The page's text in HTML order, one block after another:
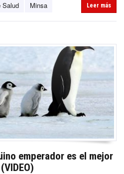
Salud Minsa Leer más
emperador es el mejor